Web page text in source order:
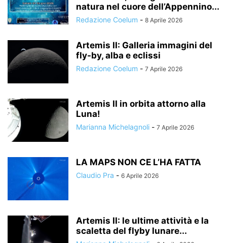
natura nel cuore dell’Appennino...
Redazione Coelum - 8 Aprile 2026
Artemis II: Galleria immagini del
fly-by, alba e eclissi
Redazione Coelum - 7 Aprile 2026
Artemis II in orbita attorno alla
Luna!
Marianna Michelagnoli - 7 Aprile 2026
LA MAPS NON CE L’HA FATTA
Claudio Pra - 6 Aprile 2026
Artemis II: le ultime attività e la
scaletta del flyby lunare...